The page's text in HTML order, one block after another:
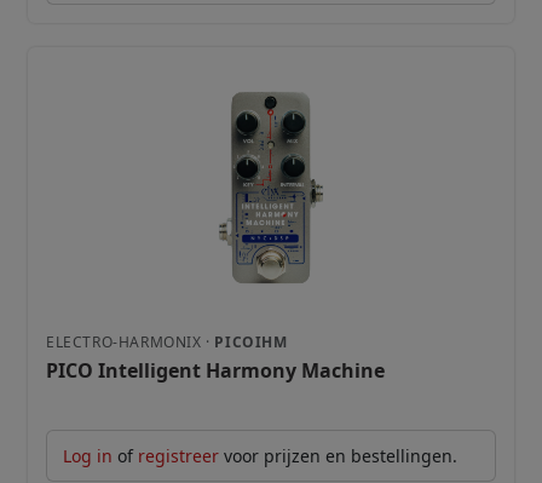
ELECTRO-HARMONIX · PICOIHM
PICO Intelligent Harmony Machine
Log in of registreervoor prijzen en bestellingen.